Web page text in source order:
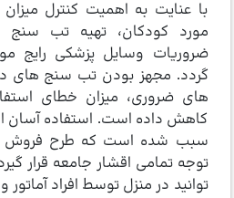
با عنایت به اهمیت کنترل
مورد کودکان، تهیه تب سنج
ضروریات وسایل پزشکی رایج
گردد. مجهز بودن تب سنج های
های ضروری، میزان خطای
کاهش داده است. استفاده آسان
سبب شده است که طرح فروش
توانید در منزل توسط افراد آماتور